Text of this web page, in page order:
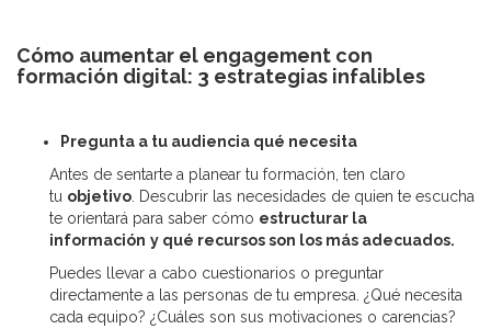
Cómo aumentar el engagement con
formación digital: 3 estrategias infalibles
Pregunta a tu audiencia qué necesita
Antes de sentarte a planear tu formación, ten claro
tu objetivo . Descubrir las necesidades de quien te escucha
te orientará para saber cómo estructurar la
información y qué recursos son los más adecuados.
Puedes llevar a cabo cuestionarios o preguntar
directamente a las personas de tu empresa. ¿Qué necesita
cada equipo? ¿Cuáles son sus motivaciones o carencias?